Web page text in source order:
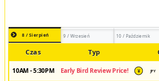
8 / Sierpień 9 / Wrzesień 10 / Październik
Czas Typ
10AM - 5:30PM Early Bird Review Price! ¥ JPY